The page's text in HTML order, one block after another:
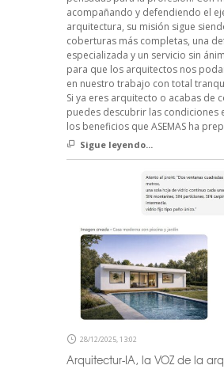
acompañando y defendiendo el
arquitectura, su misión sigue
coberturas más completas, una
especializada y un servicio sin
para que los arquitectos nos
en nuestro trabajo con total
Si ya eres arquitecto o acabas de
puedes descubrir las condiciones
los beneficios que ASEMAS ha
Sigue leyendo...
28/12/2025, 13:02
Arquitectur-IA, la VOZ de la